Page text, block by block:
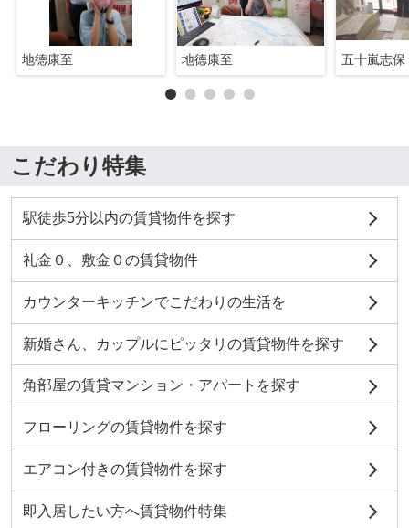
地徳康至 地徳康至 五十嵐志保
こだわり特集
駅徒歩5分以内の賃貸物件を探す
礼金０、敷金０の賃貸物件
カウンターキッチンでこだわりの生活を
新婚さん、カップルにピッタリの賃貸物件を探す
角部屋の賃貸マンション・アパートを探す
フローリングの賃貸物件を探す
エアコン付きの賃貸物件を探す
即入居したい方へ賃貸物件特集